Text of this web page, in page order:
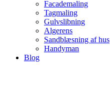
Facademaling
Tagmaling
Gulvslibning
Algerens
Sandblæsning af hus
Handyman
Blog